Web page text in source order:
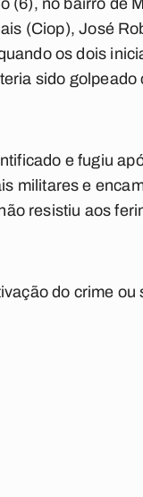
(6), no bairro de
(Ciop), José
os dois
sido golpeado
e fugiu
militares e
resistiu aos
do crime ou